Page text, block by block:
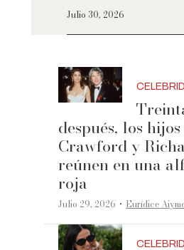
Julio 30, 2026
después, los
Crawford y
reúnen en una
roja
Julio 29, 2026 ·Eurídice